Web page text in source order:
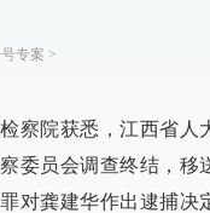
专案 >
察院获悉，江西省
委员会调查终结，
对龚建华作出逮捕决